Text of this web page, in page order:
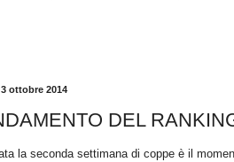
ottobre 2014
DEL
la seconda settimana di coppe è il